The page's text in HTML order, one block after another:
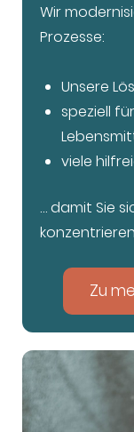
Wir
Prozesse:
Unsere
speziell
viele
… damit Sie
Zu